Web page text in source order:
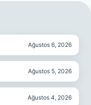
Ağustos 6, 2026
Ağustos 5, 2026
Ağustos 4, 2026